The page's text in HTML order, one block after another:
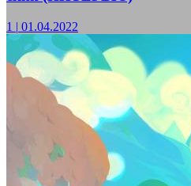
1 | 01.04.2022